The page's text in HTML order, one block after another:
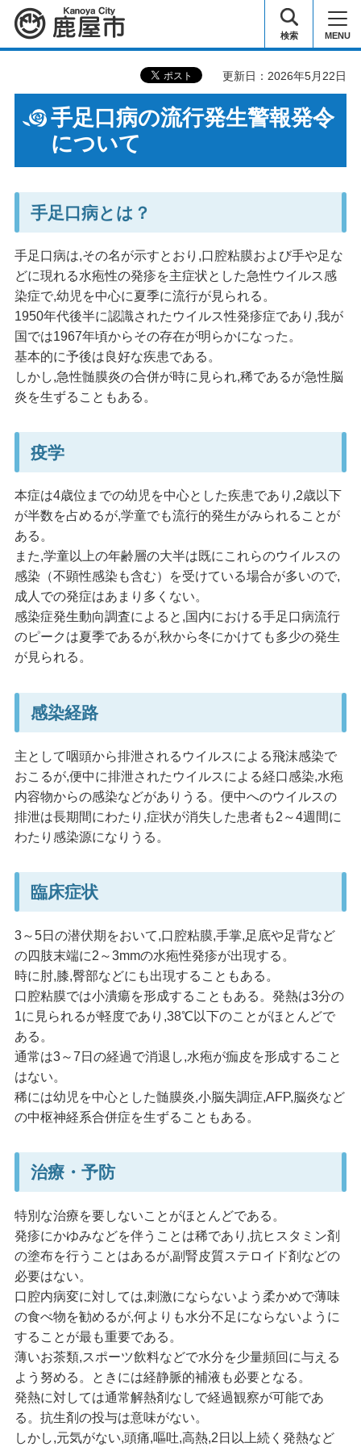
鹿屋市 検索 MENU
更新日：2026年5月22日
手足口病の流行発生警報発令
について
手足口病とは？
手足口病は,その名が示すとおり,口腔粘膜および手や足な
どに現れる水疱性の発疹を主症状とした急性ウイルス感
染症で,幼児を中心に夏季に流行が見られる。
1950年代後半に認識されたウイルス性発疹症であり,我が
国では1967年頃からその存在が明らかになった。
基本的に予後は良好な疾患である。
しかし,急性髄膜炎の合併が時に見られ,稀であるが急性脳
炎を生ずることもある。
疫学
本症は4歳位までの幼児を中心とした疾患であり,2歳以下
が半数を占めるが,学童でも流行的発生がみられることが
ある。
また,学童以上の年齢層の大半は既にこれらのウイルスの
感染（不顕性感染も含む）を受けている場合が多いので,
成人での発症はあまり多くない。
感染症発生動向調査によると,国内における手足口病流行
のピークは夏季であるが,秋から冬にかけても多少の発生
が見られる。
感染経路
主として咽頭から排泄されるウイルスによる飛沫感染で
おこるが,便中に排泄されたウイルスによる経口感染,水疱
内容物からの感染などがありうる。便中へのウイルスの
排泄は長期間にわたり,症状が消失した患者も2～4週間に
わたり感染源になりうる。
臨床症状
3～5日の潜伏期をおいて,口腔粘膜,手掌,足底や足背など
の四肢末端に2～3mmの水疱性発疹が出現する。
時に肘,膝,臀部などにも出現することもある。
口腔粘膜では小潰瘍を形成することもある。発熱は3分の
1に見られるが軽度であり,38℃以下のことがほとんどで
ある。
通常は3～7日の経過で消退し,水疱が痂皮を形成すること
はない。
稀には幼児を中心とした髄膜炎,小脳失調症,AFP,脳炎など
の中枢神経系合併症を生ずることもある。
治療・予防
特別な治療を要しないことがほとんどである。
発疹にかゆみなどを伴うことは稀であり,抗ヒスタミン剤
の塗布を行うことはあるが,副腎皮質ステロイド剤などの
必要はない。
口腔内病変に対しては,刺激にならないよう柔かめで薄味
の食べ物を勧めるが,何よりも水分不足にならないように
することが最も重要である。
薄いお茶類,スポーツ飲料などで水分を少量頻回に与える
よう努める。ときには経静脈的補液も必要となる。
発熱に対しては通常解熱剤なしで経過観察が可能であ
る。抗生剤の投与は意味がない。
しかし,元気がない,頭痛,嘔吐,高熱,2日以上続く発熱など